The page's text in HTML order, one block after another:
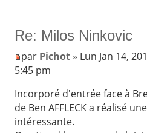
Re: Milos Ninkovic
par Pichot» Lun Jan 14,
5:45 pm
Incorporé d'entrée face à
de Ben AFFLECK a réalisé
intéressante.